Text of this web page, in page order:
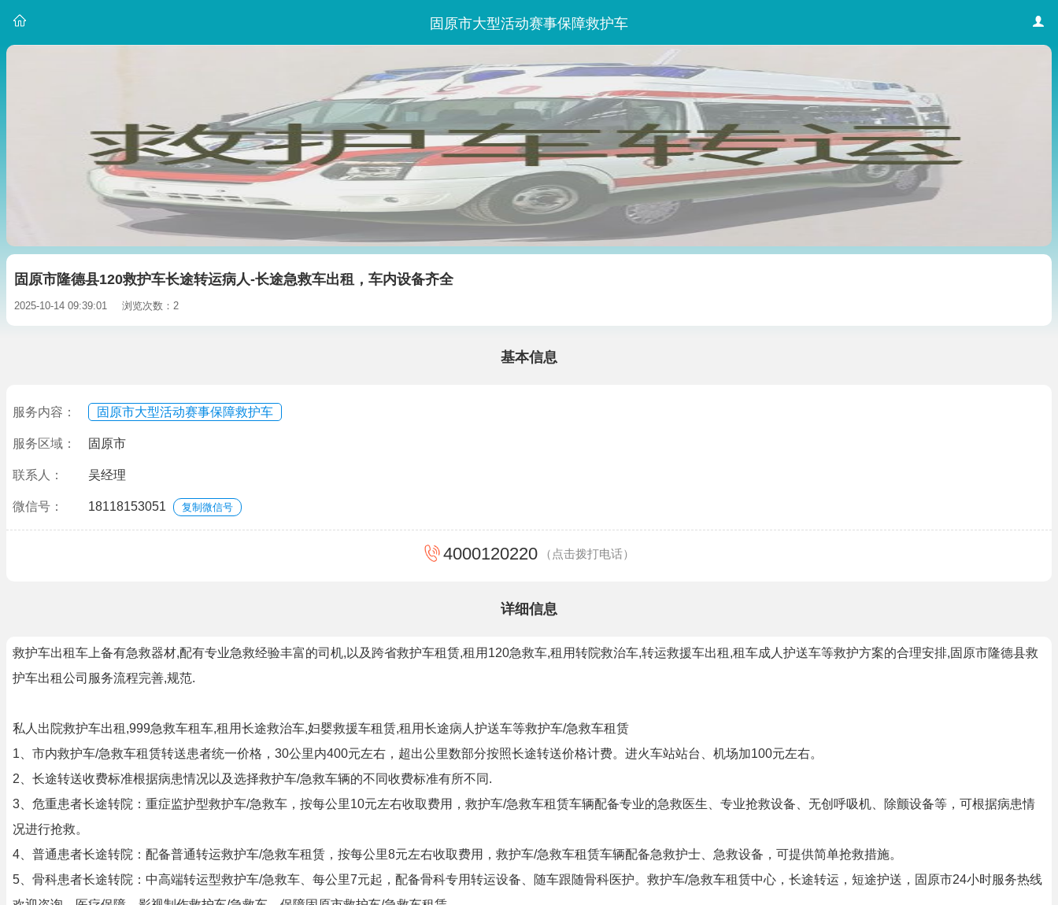
固原市大型活动赛事保障救护车
固原市隆德县120救护车长途转运病人-长途急救车出租，车内设备齐全
2025-10-14 09:39:01 浏览次数：2
基本信息
服务内容： 固原市大型活动赛事保障救护车
服务区域： 固原市
联系人： 吴经理
微信号： 18118153051 复制微信号
4000120220 （点击拨打电话）
详细信息
救护车出租车上备有急救器材,配有专业急救经验丰富的司机,以及跨省救护车租赁,租用120急救车,租用转院救治车,转运救援车出租,租车成人护送车等救护方案的合理安排,固原市隆德县救
护车出租公司服务流程完善,规范.
私人出院救护车出租,999急救车租车,租用长途救治车,妇婴救援车租赁,租用长途病人护送车等救护车/急救车租赁
1、市内救护车/急救车租赁转送患者统一价格，30公里内400元左右，超出公里数部分按照长途转送价格计费。进火车站站台、机场加100元左右。
2、长途转送收费标准根据病患情况以及选择救护车/急救车辆的不同收费标准有所不同.
3、危重患者长途转院：重症监护型救护车/急救车，按每公里10元左右收取费用，救护车/急救车租赁车辆配备专业的急救医生、专业抢救设备、无创呼吸机、除颤设备等，可根据病患情
况进行抢救。
4、普通患者长途转院：配备普通转运救护车/急救车租赁，按每公里8元左右收取费用，救护车/急救车租赁车辆配备急救护士、急救设备，可提供简单抢救措施。
5、骨科患者长途转院：中高端转运型救护车/急救车、每公里7元起，配备骨科专用转运设备、随车跟随骨科医护。救护车/急救车租赁中心，长途转运，短途护送，固原市24小时服务热线